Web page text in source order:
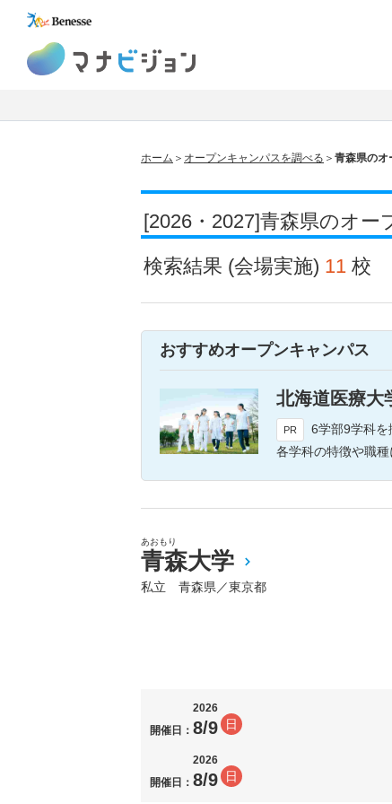
ホーム オープンキャンパスを調べる 青森県のオ
[2026・2027]青森県のオー
検索結果 (会場実施) 11 校
おすすめオープンキャンパス
北海道医療大
PR
6学部9学科を擁する道内
各学科の特徴や職種について体験実習などを通して紹介し
あおもり
青森大学
私立 青森県／東京都
開催日：
2026
8/9 日
開催日：
2026
8/9 日